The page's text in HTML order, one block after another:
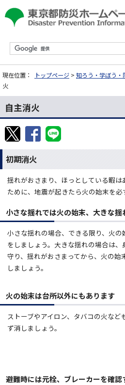
現在位置： トップページ > 知ろう・学ぼう・
火
自主消火
初期消火
揺れがおさまり、ほっとしている暇
ために、地震が起きたら火の始末を必
小さな揺れでは火の始末、大きな揺
小さな揺れの場合、できる限り、火の
をしましょう。大きな揺れの場合は、
守り、揺れがおさまってから、火の始
しましょう。
火の始末は台所以外にもあります
ストーブやアイロン、タバコの火など
ず消しましょう。
避難時には元栓、ブレーカーを確認